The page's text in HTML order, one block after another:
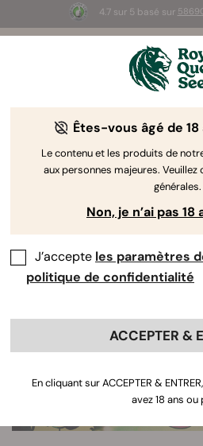
4.7 sur 5 basé sur
☀️ Summer Sales :
certains produits ! ⏤
The RQS
Articles Cannabis Lifestyle
Êtes-vous âgé de 18
Le contenu et les produits de
aux personnes majeures.
générales.
Non, je n’ai pas 18
J’accepte les paramètres
politique de confidentialité
ACCEPTER &
En cliquant sur ACCEPTER &
avez 18 ans ou